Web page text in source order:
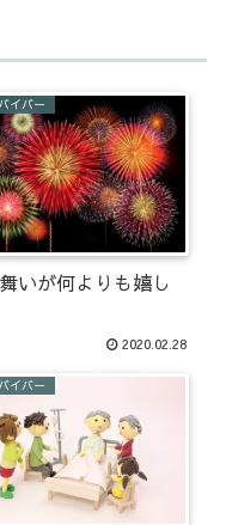
イバー
いが何よりも嬉し
2020.02.28
イバー